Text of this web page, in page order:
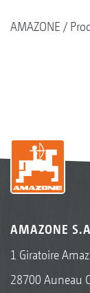
AMAZONE
AMAZONE
1 Giratoire
28700 Auneau